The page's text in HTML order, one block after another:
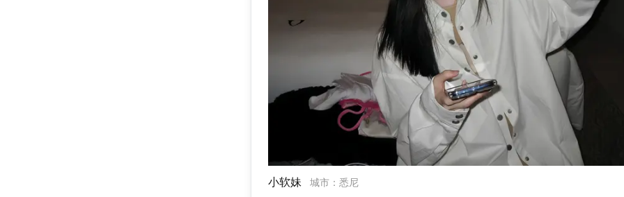
小软妹 城市 ： 悉尼